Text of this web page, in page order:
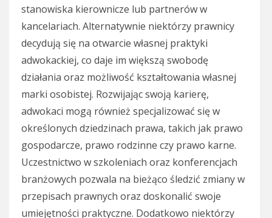
stanowiska kierownicze lub partnerów w
kancelariach. Alternatywnie niektórzy prawnicy
decydują się na otwarcie własnej praktyki
adwokackiej, co daje im większą swobodę
działania oraz możliwość kształtowania własnej
marki osobistej. Rozwijając swoją karierę,
adwokaci mogą również specjalizować się w
określonych dziedzinach prawa, takich jak prawo
gospodarcze, prawo rodzinne czy prawo karne.
Uczestnictwo w szkoleniach oraz konferencjach
branżowych pozwala na bieżąco śledzić zmiany w
przepisach prawnych oraz doskonalić swoje
umiejętności praktyczne. Dodatkowo niektórzy